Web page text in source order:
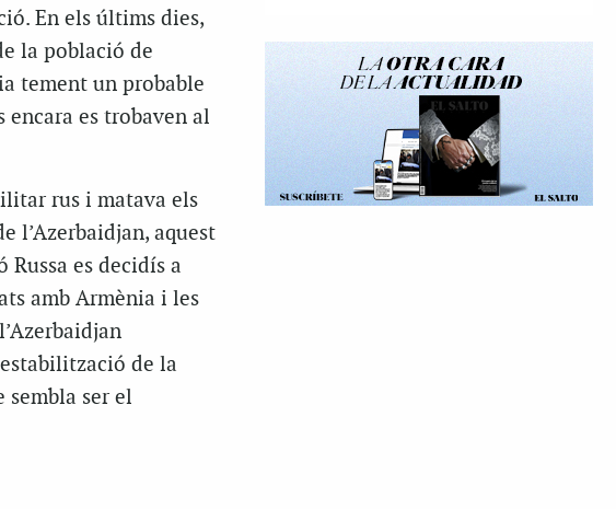
En els últims dies,
la població de
tement un probable
encara es trobaven al
rus i matava els
l’Azerbaidjan, aquest
es decidís a
amb Armènia i les
de la
sembla ser el